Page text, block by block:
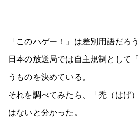
「このハゲー！」は差別用語だろ
日本の放送局では自主規制として
うものを決めている。
それを調べてみたら、「禿（はげ
はないと分かった。